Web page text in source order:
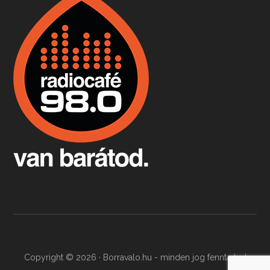
Boston, teadélután, bab és homár
Apr 9, 2026 • 00:37:17
Fermentáljunk, a testünk meghálálja!
Apr 3, 2026 • 00:36:07
Copyright © 2026 · Borravalo.hu - minden jog fenntartva!